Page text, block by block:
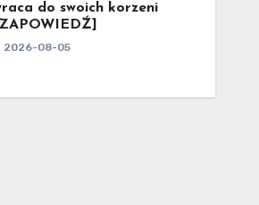
do swoich korzeni
2026-08-05